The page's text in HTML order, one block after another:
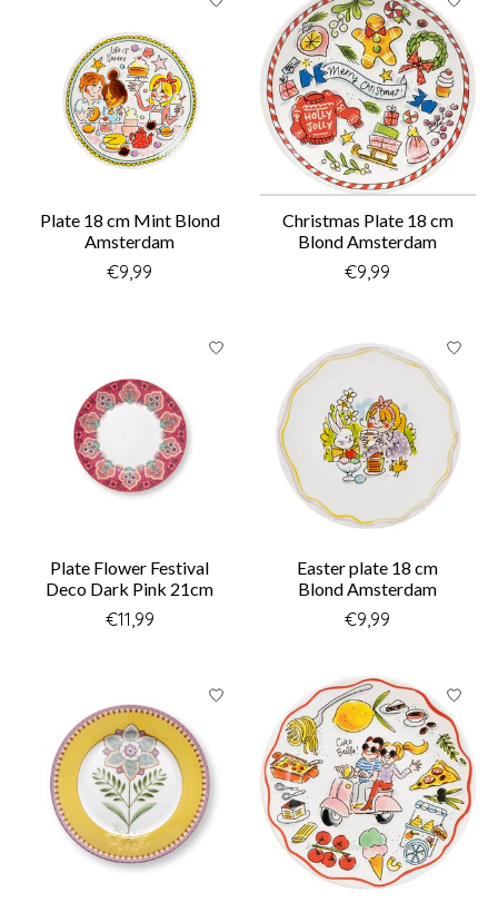
Plate 18 cm Mint Blond
Amsterdam
€9,99
Christmas Plate 18 cm
Blond Amsterdam
€9,99
Plate Flower Festival
Deco Dark Pink 21cm
€11,99
Easter plate 18 cm
Blond Amsterdam
€9,99